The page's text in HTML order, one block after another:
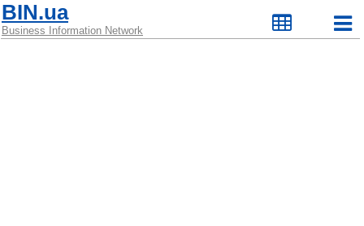
BIN.ua
Business Information Network